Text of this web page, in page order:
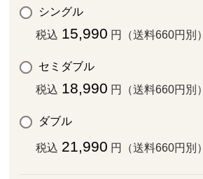
シングル
税込 15,990 円（送料660円別）
セミダブル
税込 18,990 円（送料660円別）
ダブル
税込 21,990 円（送料660円別）